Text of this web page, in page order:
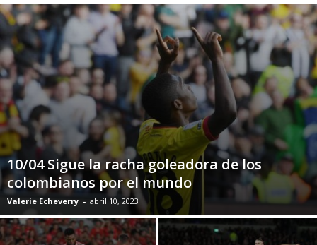
10/04 Sigue la racha goleadora de los
colombianos por el mundo
Valerie Echeverry - abril 10, 2023